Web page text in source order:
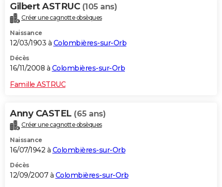
Gilbert ASTRUC (105 ans)
Créer une cagnotte obsèques
Naissance
12/03/1903 à Colombières-sur-Orb
Décès
16/11/2008 à Colombières-sur-Orb
Famille ASTRUC
Anny CASTEL (65 ans)
Créer une cagnotte obsèques
Naissance
16/07/1942 à Colombières-sur-Orb
Décès
12/09/2007 à Colombières-sur-Orb